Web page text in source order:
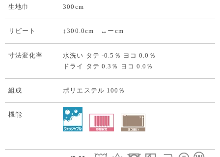
生地巾 300cm
リピート ↕300.0cm ↔ーcm
寸法変化率
水洗い タテ -0.5％ ヨコ 0.0％
ドライ タテ 0.3％ ヨコ 0.0％
組成 ポリエステル 100％
機能